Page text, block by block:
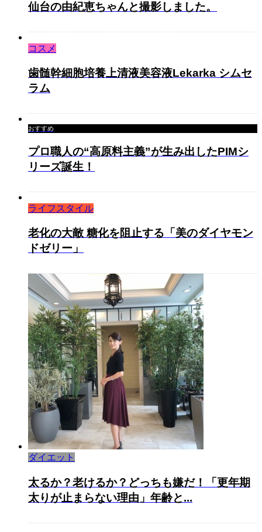
仙台の由紀恵ちゃんと撮影しました。
コスメ
歯髄幹細胞培養上清液美容液Lekarka シムセ
ラム
おすすめ
プロ職人の“高原料主義”が生み出したPIMシ
リーズ誕生！
ライフスタイル
老化の大敵 糖化を阻止する「美のダイヤモン
ドゼリー」
ダイエット
太るか？老けるか？どっちも嫌だ！「更年期
太りが止まらない理由」年齢と...